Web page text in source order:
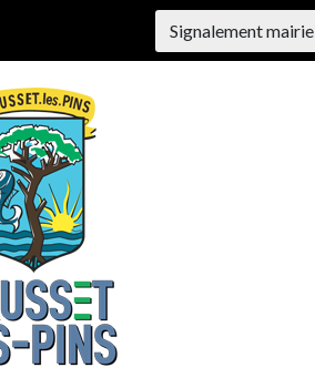
Signalement mairie